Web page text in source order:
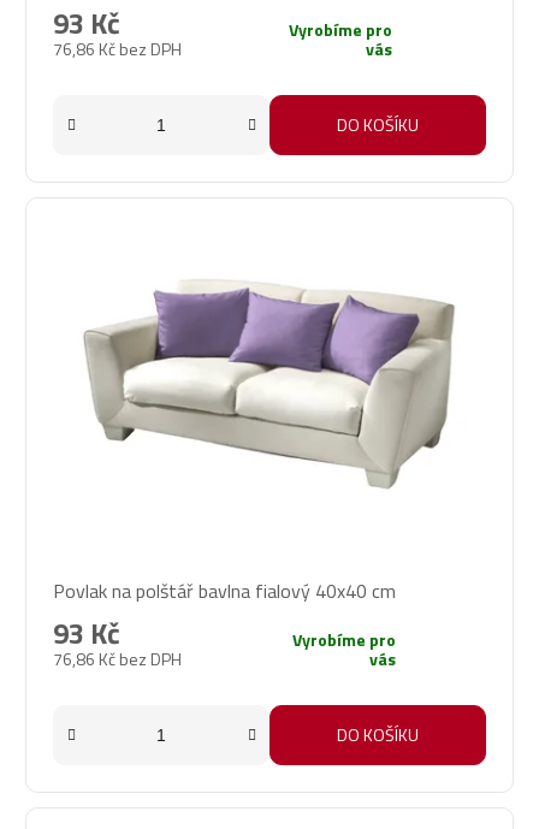
76,86 Kč bez DPH
93 Kč Vyrobíme pro
vás
DO KOŠÍKU
Povlak na polštář bavlna fialový 40x40 cm
76,86 Kč bez DPH
93 Kč Vyrobíme pro
vás
DO KOŠÍKU